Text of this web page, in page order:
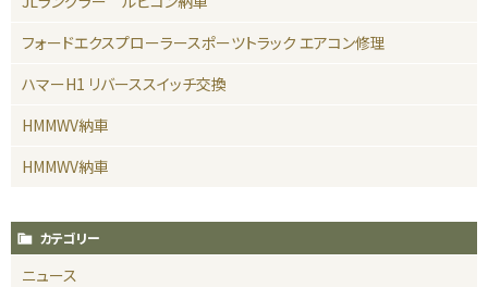
フォードエクスプローラースポーツトラック エアコン修理
ハマーH1 リバーススイッチ交換
HMMWV納車
HMMWV納車
カテゴリー
ニュース